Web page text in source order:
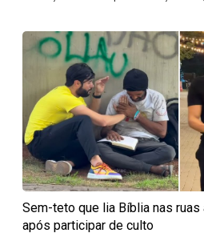
Sem-teto que lia Bíblia nas
após participar de culto